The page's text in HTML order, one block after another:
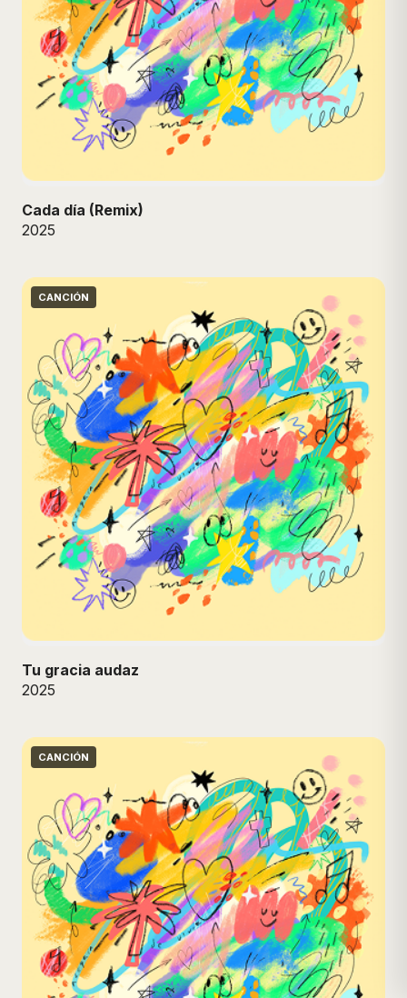
Cada día (Remix)
2025
CANCIÓN
Tu gracia audaz
2025
CANCIÓN